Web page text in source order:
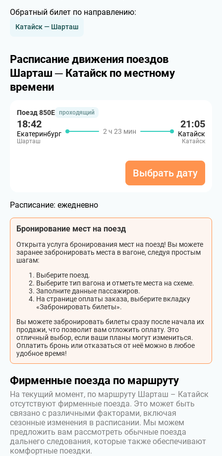
Обратный билет по направлению:
Катайск — Шарташ
Расписание движения поездов
Шарташ ─ Катайск по местному
времени
Поезд 850Е проходящий
18:42
Екатеринбург
Шарташ
2 ч 23 мин
21:05
Катайск
Катайск
Выбрать дату
Расписание: ежедневно
Бронирование мест на поезд
Открыта услуга бронирования мест на поезд! Вы можете
заранее забронировать места в вагоне, следуя простым
шагам:
Выберите поезд.
Выберите тип вагона и отметьте места на схеме.
Заполните данные пассажиров.
На странице оплаты заказа, выберите вкладку
«Забронировать билеты».
Вы можете забронировать билеты сразу после начала их
продажи, что позволит вам отложить оплату. Это
отличный выбор, если ваши планы могут измениться.
Оплатить бронь или отказаться от неё можно в любое
удобное время!
Фирменные поезда по маршруту
На текущий момент, по маршруту Шарташ – Катайск
отсутствуют фирменные поезда. Это может быть
связано с различными факторами, включая
сезонные изменения в расписании. Мы можем
предложить вам рассмотреть обычные поезда
дальнего следования, которые также обеспечивают
комфортные поездки.